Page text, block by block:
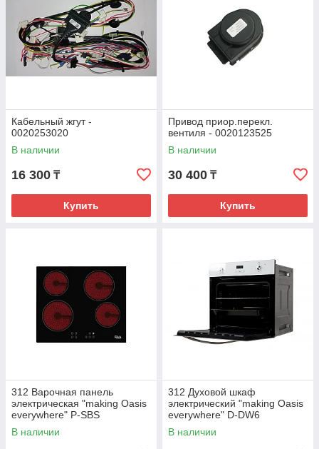
Кабельный жгут -
0020253020
В наличии
16 300 ₸
Купить
Привод приор.перекл.
вентиля - 0020123525
В наличии
30 400 ₸
Купить
312 Варочная панель
электрическая "making Oasis
everywhere" P-SBS
В наличии
312 Духовой шкаф
электрический "making Oasis
everywhere" D-DW6
В наличии